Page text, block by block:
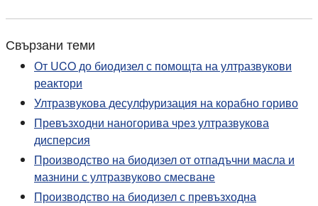
Свързани теми
От UCO до биодизел с помощта на ултразвукови
реактори
Ултразвукова десулфуризация на корабно гориво
Превъзходни наногорива чрез ултразвукова
дисперсия
Производство на биодизел от отпадъчни масла и
мазнини с ултразвуково смесване
Производство на биодизел с превъзходна